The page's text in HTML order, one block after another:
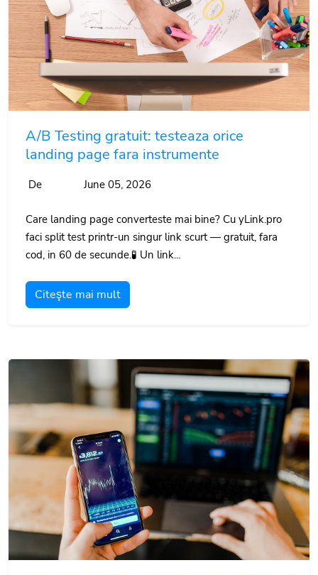
A/B Testing gratuit: testeaza orice
landing page fara instrumente
De June 05, 2026
Care landing page converteste mai bine? Cu yLink.pro
faci split test printr-un singur link scurt — gratuit, fara
cod, in 60 de secunde.🧪 Un link...
Citeşte mai mult